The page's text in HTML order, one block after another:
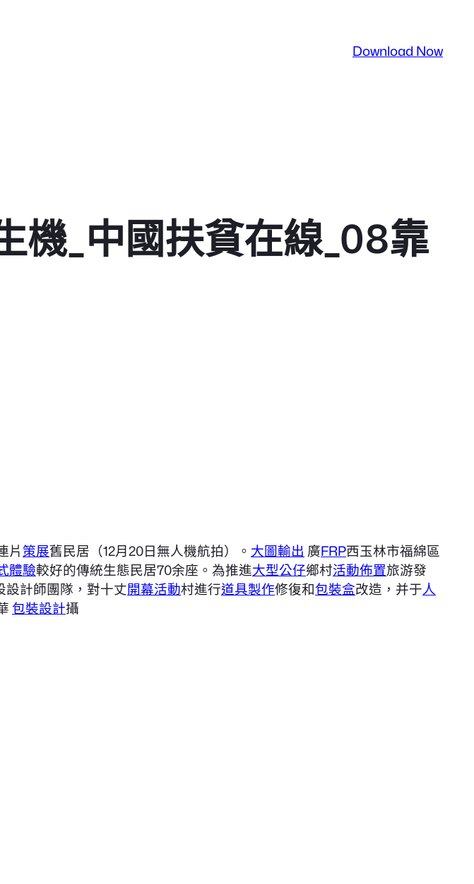
Download Now
機_中國扶貧在線_08靠
片策展舊民居（12月20日無人機航拍）。 大圖輸出 廣FRP西玉林市福綿區
體驗較好的傳統生態民居70余座。為推進大型公仔鄉村活動佈置旅游發
設計師團隊，對十丈開幕活動村進行道具製作修復和包裝盒改造，并于人
包裝設計攝